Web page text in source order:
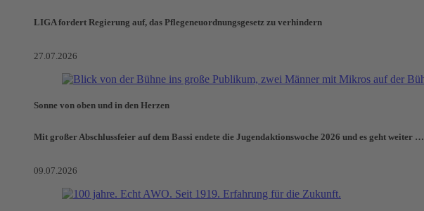
LIGA fordert Regierung auf, das Pflegeneuordnungsgesetz zu verhindern
27.07.2026
Sonne von oben und in den Herzen
Mit großer Abschlussfeier auf dem Bassi endete die Jugendaktionswoche 2026 und es geht weiter …
09.07.2026